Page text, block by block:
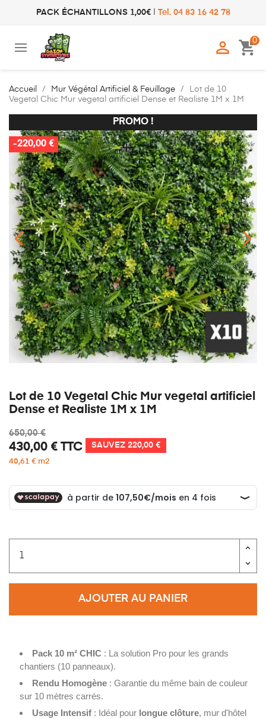
PACK ÉCHANTILLONS 1,00€| Tel. 04 83 16 42 78
 shopping_cart
0
Accueil Mur Végétal Artificiel & Feuillage
Lot de 10
Vegetal Chic Mur vegetal artificiel Dense et Realiste 1M x 1M
PROMO !
-220,00 €
PROMO !
-220,00 €
Lot de 10 Vegetal Chic Mur vegetal artificiel
Dense et Realiste 1M x 1M
650,00 €
430,00 € TTC SAUVEZ 220,00 €
40,61 € m2
AJOUTER AU PANIER
Pack 10 m² CHIC : La solution Pro pour les grands
chantiers (10 panneaux).
Rendu Homogène : Garantie du même bain de couleur
sur 10 mètres carrés.
Usage Intensif : Idéal pour longue clôture, mur d'hôtel